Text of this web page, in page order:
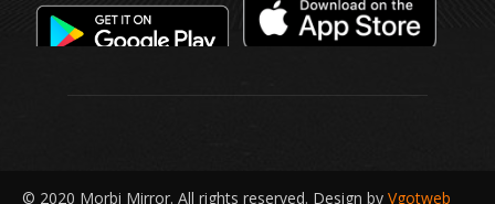
© 2020 Morbi Mirror. All rights reserved. Design by Vgotweb